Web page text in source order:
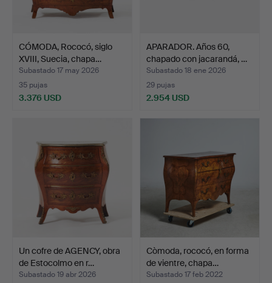
CÓMODA, Rococó, siglo
XVIII, Suecia, chapa…
Subastado 17 may 2026
35 pujas
3.376 USD
APARADOR. Años 60,
chapado con jacarandá, …
Subastado 18 ene 2026
29 pujas
2.954 USD
Un cofre de AGENCY, obra
de Estocolmo en r…
Subastado 19 abr 2026
Còmoda, rococó, en forma
de vientre, chapa…
Subastado 17 feb 2022